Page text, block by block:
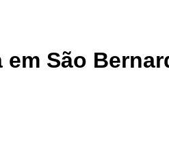
em São